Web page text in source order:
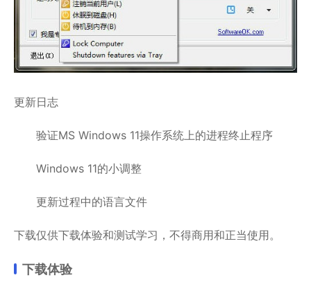
更新日志
验证MS Windows 11操作系统上的进程终止程序
Windows 11的小调整
更新过程中的语言文件
下载仅供下载体验和测试学习，不得商用和正当使用。
下载体验